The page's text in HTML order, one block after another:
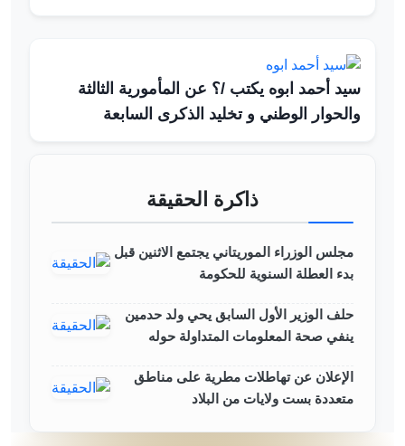
سيد أحمد ابوه يكتب /؟ عن المأمورية الثالثة
والحوار الوطني و تخليد الذكرى السابعة
ذاكرة الحقيقة
مجلس الوزراء الموريتاني يجتمع الاثنين قبل
بدء العطلة السنوية للحكومة
حلف الوزير الأول السابق يحي ولد حدمين
ينفي صحة المعلومات المتداولة حوله
الإعلان عن تهاطلات مطرية على مناطق
متعددة بست ولايات من البلاد